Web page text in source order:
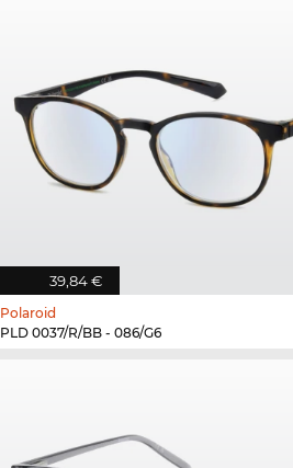
39,84 €
Polaroid
PLD 0037/R/BB - 086/G6